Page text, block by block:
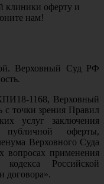
клиники оферту и
нам!
Верховный Суд РФ
1168, Верховный
с точки зрения Правил
услуг заключения
публичной оферты,
Верховного Суда
применения
Российской
договора».